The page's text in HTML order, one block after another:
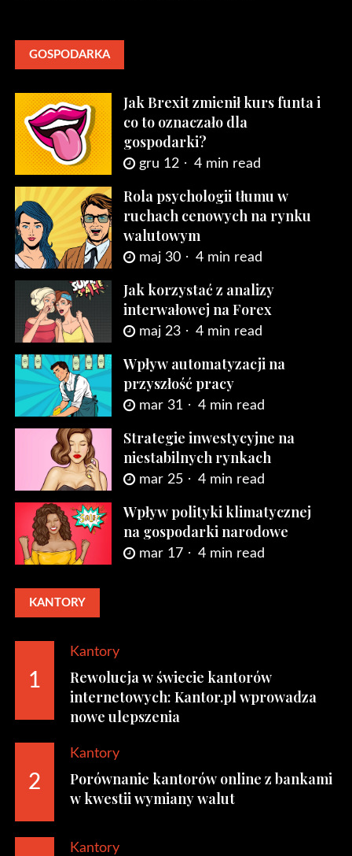
GOSPODARKA
Jak Brexit zmienił kurs funta i
co to oznaczało dla
gospodarki?
gru 12 4 min read
Rola psychologii tłumu w
ruchach cenowych na rynku
walutowym
maj 30 4 min read
Jak korzystać z analizy
interwałowej na Forex
maj 23 4 min read
Wpływ automatyzacji na
przyszłość pracy
mar 31 4 min read
Strategie inwestycyjne na
niestabilnych rynkach
mar 25 4 min read
Wpływ polityki klimatycznej
na gospodarki narodowe
mar 17 4 min read
KANTORY
1
Kantory
Rewolucja w świecie kantorów
internetowych: Kantor.pl wprowadza
nowe ulepszenia
2
Kantory
Porównanie kantorów online z bankami
w kwestii wymiany walut
Kantory